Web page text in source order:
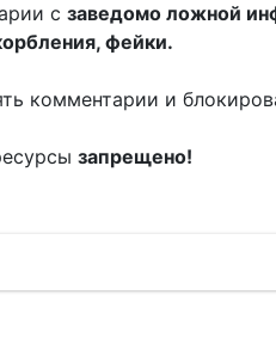
с заведомо ложной
фейки.
комментарии и
запрещено!